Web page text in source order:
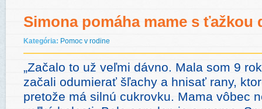
Simona pomáha mame s ťažkou
Kategória: Pomoc v rodine
„Začalo to už veľmi dávno. Mala som 9
začali odumierať šľachy a hnisať rany,
pretože má silnú cukrovku. Mama vôbec